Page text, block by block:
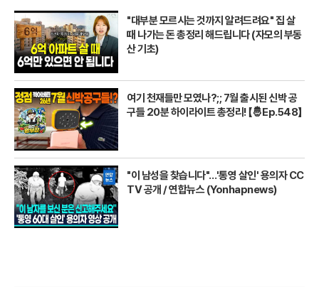
"대부분 모르시는 것까지 알려드려요" 집 살
때 나가는 돈 총정리 해드립니다 (자모의 부동
산 기초)
여기 천재들만 모였나?;; 7월 출시된 신박 공
구들 20분 하이라이트 총정리! 【🤴Ep.548】
"이 남성을 찾습니다"…'통영 살인' 용의자 CC
TV 공개 / 연합뉴스 (Yonhapnews)